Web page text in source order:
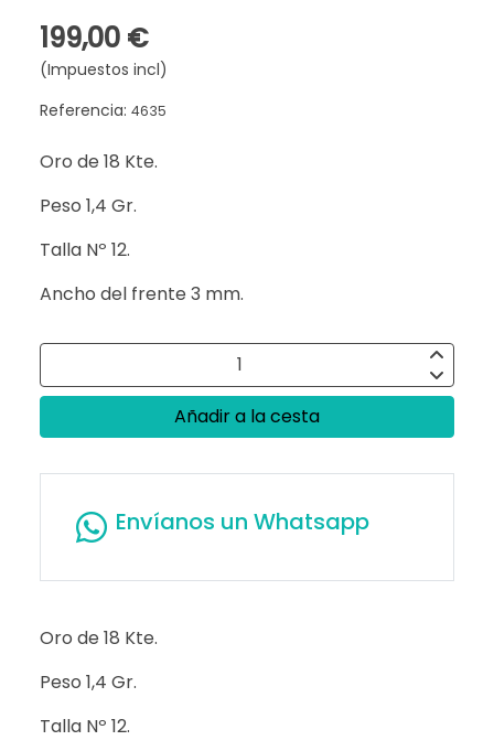
199,00 €
(Impuestos incl)
Referencia: 4635
Oro de 18 Kte.
Peso 1,4 Gr.
Talla Nº 12.
Ancho del frente 3 mm.
Añadir a la cesta
Envíanos un Whatsapp
Oro de 18 Kte.
Peso 1,4 Gr.
Talla Nº 12.